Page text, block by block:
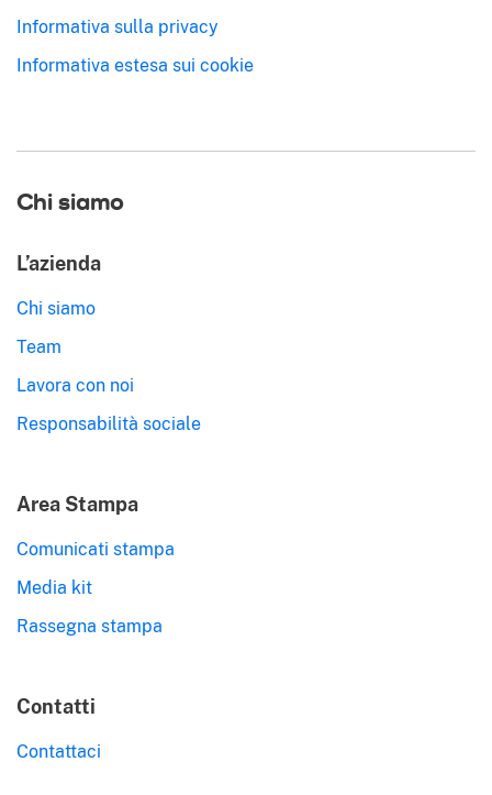
Informativa sulla privacy
Informativa estesa sui cookie
Chi siamo
L’azienda
Chi siamo
Team
Lavora con noi
Responsabilità sociale
Area Stampa
Comunicati stampa
Media kit
Rassegna stampa
Contatti
Contattaci